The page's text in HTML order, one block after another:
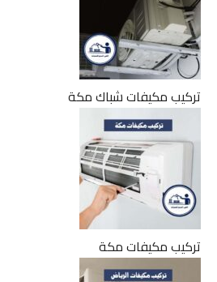
تركيب مكيفات شباك مكة
تركيب مكيفات مكة